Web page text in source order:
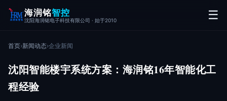
海润铭智控
沈阳海润铭电子科技有限公司 · 始于2010 ☰
首页›新闻动态›企业新闻
沈阳智能楼宇系统方案：海润铭16年智能化工
程经验